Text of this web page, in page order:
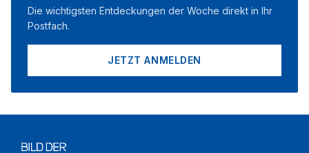
Die wichtigsten Entdeckungen der Woche direkt in Ihr
Postfach.
JETZT ANMELDEN